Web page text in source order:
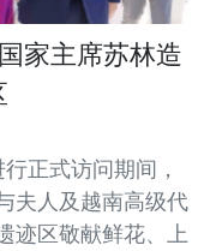
家主席苏林造
正式访问期间，
夫人及越南高级代
迹区敬献鲜花、上